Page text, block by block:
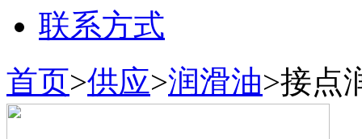
联系方式
首页>供应>润滑油>接点